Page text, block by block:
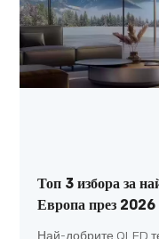
Топ 3 избора за
Европа през 2026
Най-добрите QLED